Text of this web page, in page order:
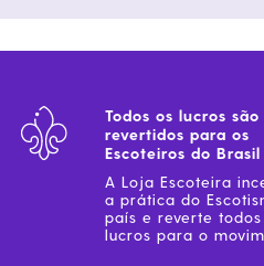
Todos os lucros são
revertidos para os
Escoteiros do Brasil
A Loja Escoteira
a prática do
país e reverte todos
lucros para o